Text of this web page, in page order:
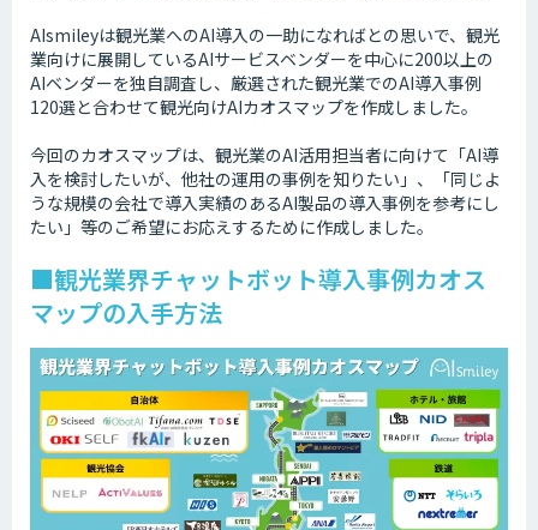
AIsmileyは観光業へのAI導入の一助になればとの思いで、観光
業向けに展開しているAIサービスベンダーを中心に200以上の
AIベンダーを独自調査し、厳選された観光業でのAI導入事例
120選と合わせて観光向けAIカオスマップを作成しました。
今回のカオスマップは、観光業のAI活用担当者に向けて「AI導
入を検討したいが、他社の運用の事例を知りたい」、「同じよ
うな規模の会社で導入実績のあるAI製品の導入事例を参考にし
たい」等のご希望にお応えするために作成しました。
■観光業界チャットボット導入事例カオス
マップの入手方法